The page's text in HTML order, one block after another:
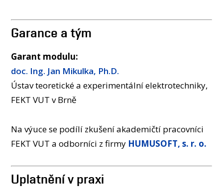
Garance a tým
Garant modulu:
doc. Ing. Jan Mikulka, Ph.D.
Ústav teoretické a experimentální elektrotechniky,
FEKT VUT v Brně
Na výuce se podílí zkušení akademičtí pracovníci
FEKT VUT a odborníci z firmy HUMUSOFT, s. r. o.
Uplatnění v praxi